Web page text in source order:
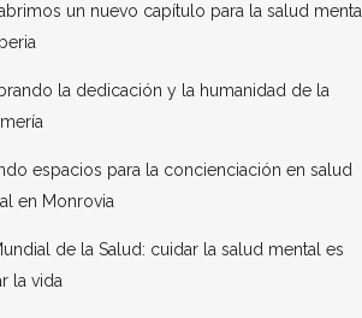
un nuevo capítulo para la salud mental
la dedicación y la humanidad de la
espacios para la concienciación en salud
en Monrovia
de la Salud: cuidar la salud mental es
la vida